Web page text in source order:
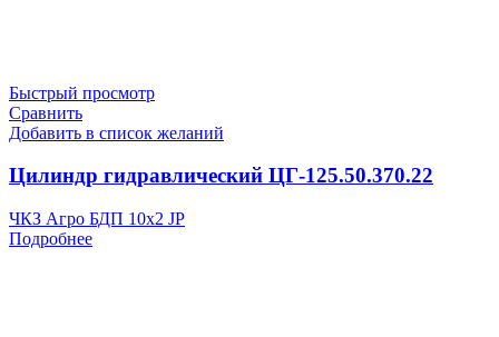
Быстрый просмотр
Сравнить
Добавить в список желаний
Цилиндр гидравлический ЦГ-125.50.370.22
ЧКЗ Агро БДП 10х2 JP
Подробнее